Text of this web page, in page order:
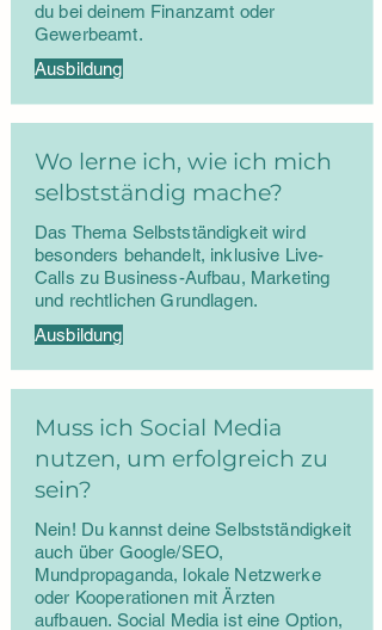
du bei deinem Finanzamt oder
Gewerbeamt.
Ausbildung
Wo lerne ich, wie ich mich
selbstständig mache?
Das Thema Selbstständigkeit wird
besonders behandelt, inklusive Live-
Calls zu Business-Aufbau, Marketing
und rechtlichen Grundlagen.
Ausbildung
Muss ich Social Media
nutzen, um erfolgreich zu
sein?
Nein! Du kannst deine Selbstständigkeit
auch über Google/SEO,
Mundpropaganda, lokale Netzwerke
oder Kooperationen mit Ärzten
aufbauen. Social Media ist eine Option,